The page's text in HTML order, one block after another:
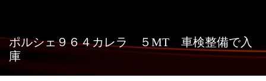
ポルシェ９６４カレラ ５MT 車検整備で入
庫